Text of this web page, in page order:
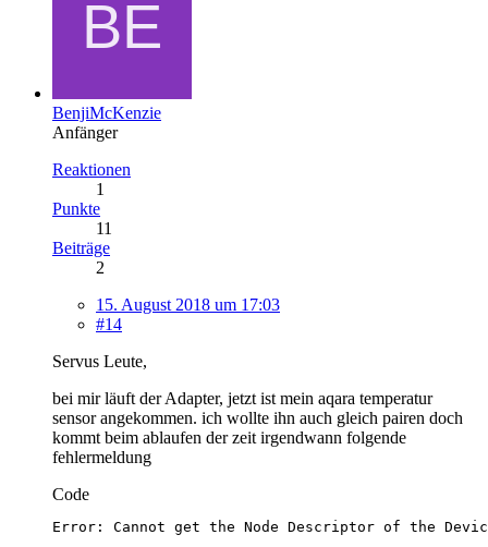
BenjiMcKenzie
Anfänger
Reaktionen
1
Punkte
11
Beiträge
2
15. August 2018 um 17:03
#14
Servus Leute,
bei mir läuft der Adapter, jetzt ist mein aqara temperatur
sensor angekommen. ich wollte ihn auch gleich pairen doch
kommt beim ablaufen der zeit irgendwann folgende
fehlermeldung
Code
Error: Cannot get the Node Descriptor of the